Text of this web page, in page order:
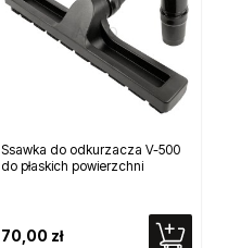
Ssawka do odkurzacza V-500
do płaskich powierzchni
70,00 zł